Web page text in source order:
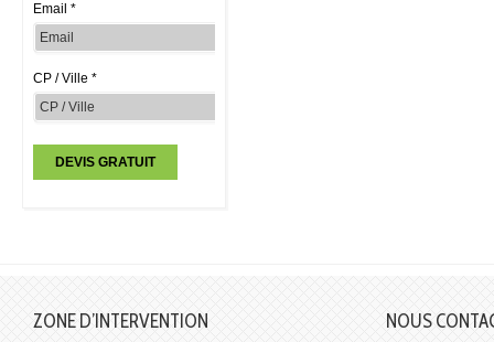
Email *
CP / Ville *
ZONE D’INTERVENTION NOUS